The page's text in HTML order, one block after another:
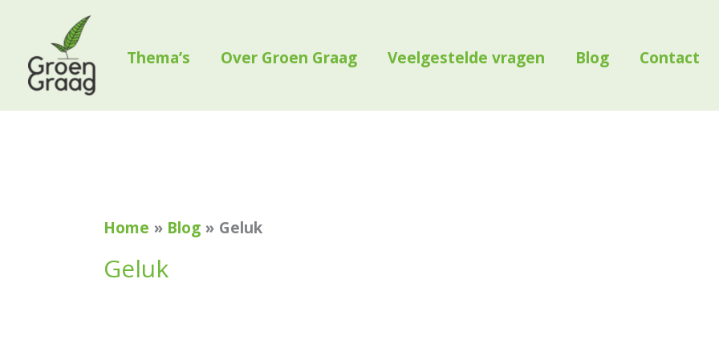
inhoud
Thema’s Over Groen Graag Veelgestelde vragen Blog Contact
Home Blog Geluk
Geluk